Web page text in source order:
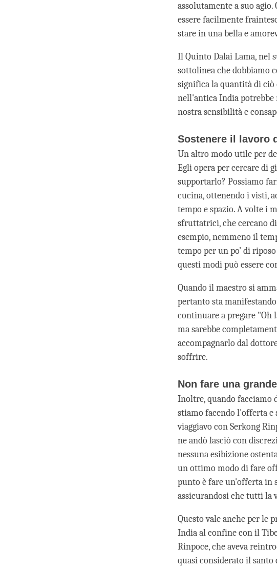
assolutamente a suo
essere facilmente
stare in una bella e
Il Quinto Dalai Lama, nel
sottolinea che dobbiamo
significa la quantità di ciò
nell'antica India potrebbe
nostra sensibilità e
Sostenere il lavoro
Un altro modo utile per
Egli opera per cercare di
supportarlo? Possiamo
cucina, ottenendo i visti,
tempo e spazio. A volte i
sfruttatrici, che cercano
esempio, nemmeno il
tempo per un po’ di
questi modi può essere
Quando il maestro si
pertanto sta
continuare a pregare "Oh
ma sarebbe
accompagnarlo dal
soffrire.
Non fare una
Inoltre, quando facciamo
stiamo facendo l'offerta e
viaggiavo con Serkong
ne andò lasciò con
nessuna esibizione
un ottimo modo di fare
punto è fare un'offerta in
assicurandosi che tutti la
Questo vale anche per le
India al confine con il
Rinpoce, che aveva
quasi considerato il